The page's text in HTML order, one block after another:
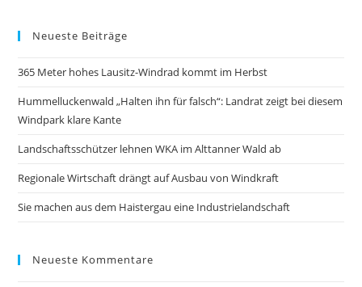
Neueste Beiträge
365 Meter hohes Lausitz-Windrad kommt im Herbst
Hummelluckenwald „Halten ihn für falsch“: Landrat zeigt bei diesem
Windpark klare Kante
Landschaftsschützer lehnen WKA im Alttanner Wald ab
Regionale Wirtschaft drängt auf Ausbau von Windkraft
Sie machen aus dem Haistergau eine Industrielandschaft
Neueste Kommentare